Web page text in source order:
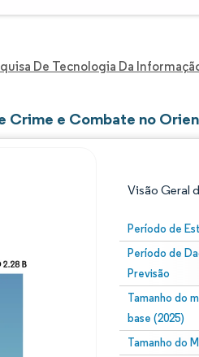
De Tecnologia Da
Crime e Combate no
Visão Geral
Período de
Período de
Previsão
Tamanho do
base (2025)
Tamanho do
O reuso requer atribuição conforme